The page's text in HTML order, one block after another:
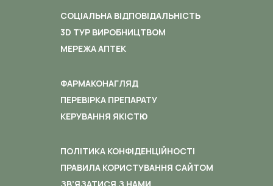
СОЦІАЛЬНА ВІДПОВІДАЛЬНІСТЬ
3D ТУР ВИРОБНИЦТВОМ
МЕРЕЖА АПТЕК
ФАРМАКОНАГЛЯД
ПЕРЕВІРКА ПРЕПАРАТУ
КЕРУВАННЯ ЯКІСТЮ
ПОЛІТИКА КОНФІДЕНЦІЙНОСТІ
ПРАВИЛА КОРИСТУВАННЯ САЙТОМ